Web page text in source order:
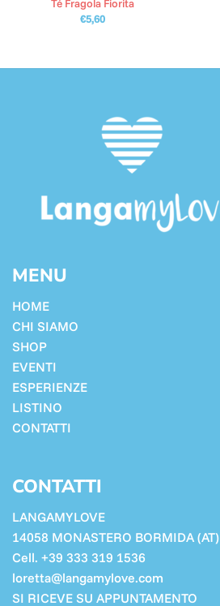
Té Fragola Fiorita
€5,60
MENU
HOME
CHI SIAMO
SHOP
EVENTI
ESPERIENZE
LISTINO
CONTATTI
CONTATTI
LANGAMYLOVE
14058 MONASTERO BORMIDA (AT)
Cell. +39 333 319 1536
loretta@langamylove.com
SI RICEVE SU APPUNTAMENTO